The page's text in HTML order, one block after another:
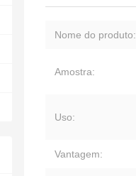
Nome do produto:
Amostra:
Uso:
Vantagem: